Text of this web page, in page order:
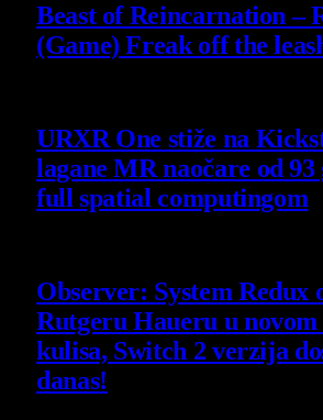
Beast of Reincarnation –
(Game) Freak off the
URXR One stiže na
lagane MR naočare od 93
full spatial computingom
Observer: System Redux
Rutgeru Haueru u novom
kulisa, Switch 2 verzija
danas!